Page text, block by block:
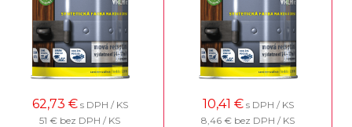
62,73 € s DPH / KS
51 € bez DPH / KS
10,41 € s DPH / KS
8,46 € bez DPH / KS